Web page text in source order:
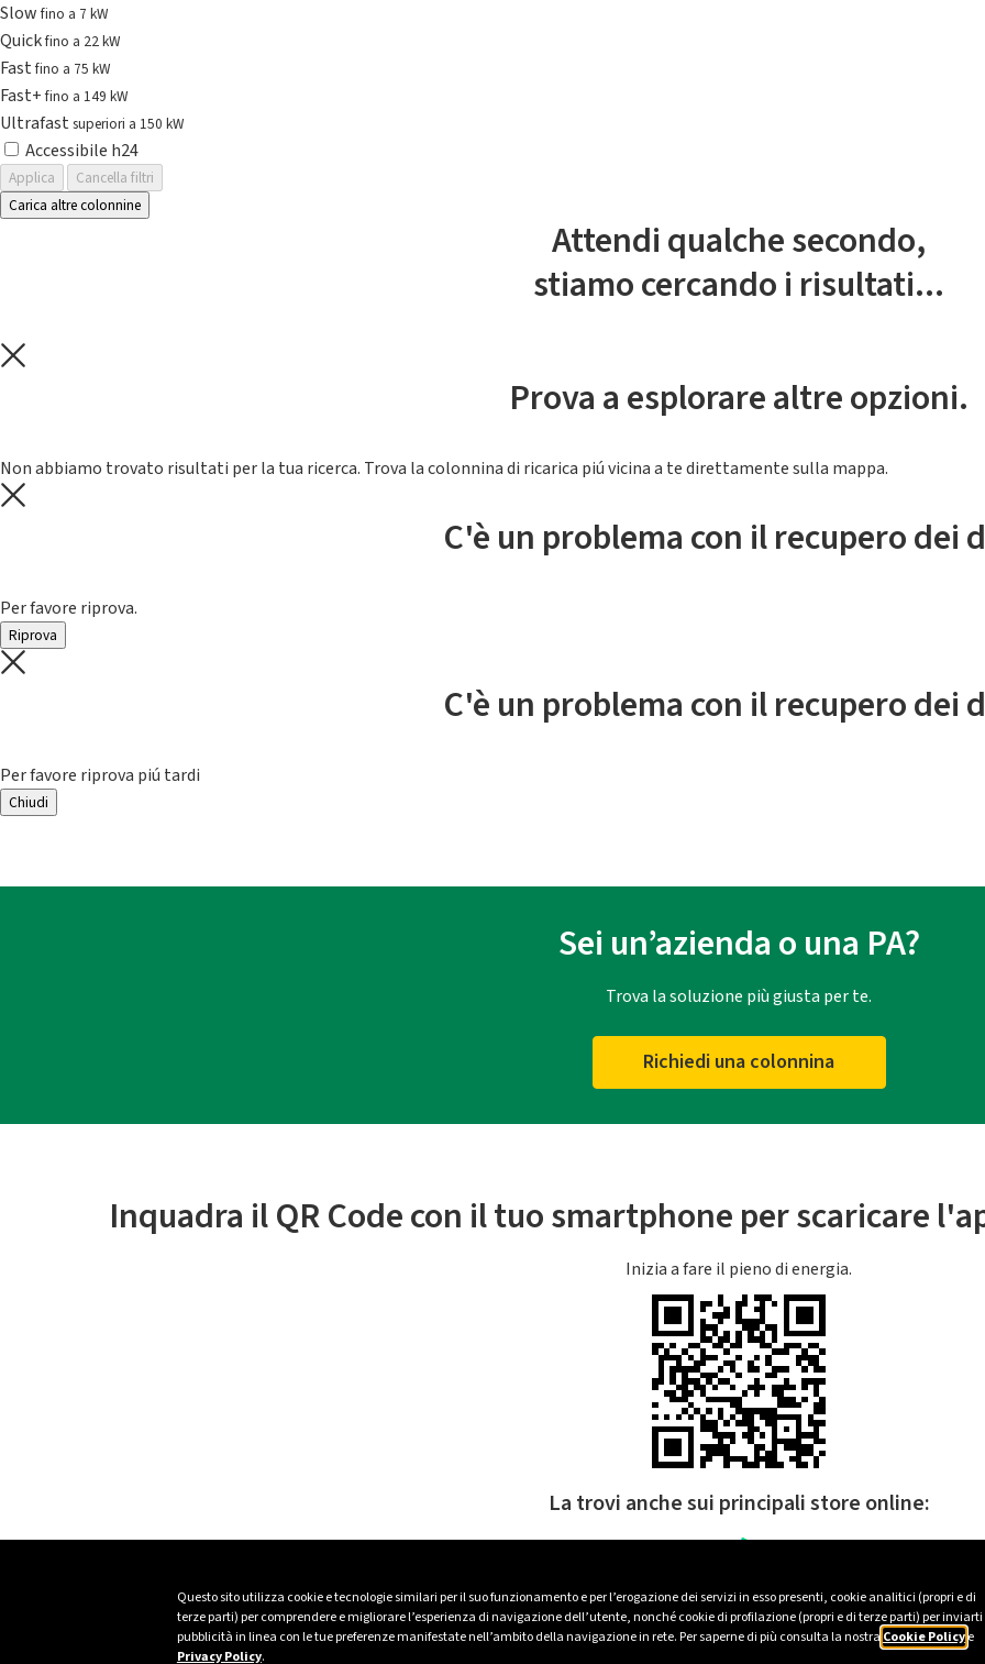
Questo sito utilizza cookie e tecnologie similari per il suo funzionamento e per l’erogazione dei servizi in esso presenti, cookie analitici (propri e di
terze parti) per comprendere e migliorare l’esperienza di navigazione dell’utente, nonché cookie di profilazione (propri e di terze parti) per inviarti
pubblicità in linea con le tue preferenze manifestate nell’ambito della navigazione in rete. Per saperne di più consulta la nostra Cookie Policye
Privacy Policy.
Slowfino a 7 kW
Quickfino a 22 kW
Fastfino a 75 kW
Fast+fino a 149 kW
Ultrafast superiori a 150 kW
Accessibile h24
Applica
Cancella filtri
Carica altre colonnine
Attendi qualche secondo,
stiamo cercando i risultati...
Prova a esplorare altre opzioni.
Non abbiamo trovato risultati per la tua ricerca. Trova la colonnina di ricarica piú vicina a te direttamente sulla mappa.
C'è un problema con il recupero dei
Per favore riprova.
Riprova
C'è un problema con il recupero dei
Per favore riprova piú tardi
Chiudi
Sei un’azienda o una PA?
Trova la soluzione più giusta per te.
Richiedi una colonnina
Inquadra il QR Code con il tuo smartphone per scaricare
Inizia a fare il pieno di energia.
La trovi anche sui principali store online: